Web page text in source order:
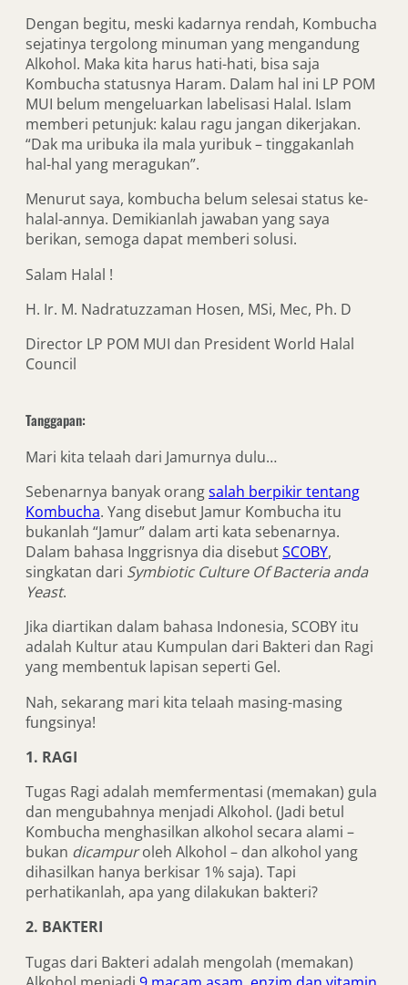
Dengan begitu, meski kadarnya rendah, Kombucha
sejatinya tergolong minuman yang mengandung
Alkohol. Maka kita harus hati-hati, bisa saja
Kombucha statusnya Haram. Dalam hal ini LP POM
MUI belum mengeluarkan labelisasi Halal. Islam
memberi petunjuk: kalau ragu jangan dikerjakan.
“Dak ma uribuka ila mala yuribuk – tinggakanlah
hal-hal yang meragukan”.
Menurut saya, kombucha belum selesai status ke-
halal-annya. Demikianlah jawaban yang saya
berikan, semoga dapat memberi solusi.
Salam Halal !
H. Ir. M. Nadratuzzaman Hosen, MSi, Mec, Ph. D
Director LP POM MUI dan President World Halal
Council
Tanggapan:
Mari kita telaah dari Jamurnya dulu…
Sebenarnya banyak orangsalah berpikir tentang
Kombucha. Yang disebut Jamur Kombucha itu
bukanlah “Jamur” dalam arti kata sebenarnya.
Dalam bahasa Inggrisnya dia disebutSCOBY,
singkatan dari Symbiotic Culture Of Bacteria anda
Yeast.
Jika diartikan dalam bahasa Indonesia, SCOBY itu
adalah Kultur atau Kumpulan dari Bakteri dan Ragi
yang membentuk lapisan seperti Gel.
Nah, sekarang mari kita telaah masing-masing
fungsinya!
1. RAGI
Tugas Ragi adalah memfermentasi (memakan) gula
dan mengubahnya menjadi Alkohol. (Jadi betul
Kombucha menghasilkan alkohol secara alami –
bukan dicampuroleh Alkohol – dan alkohol yang
dihasilkan hanya berkisar 1% saja). Tapi
perhatikanlah, apa yang dilakukan bakteri?
2. BAKTERI
Tugas dari Bakteri adalah mengolah (memakan)